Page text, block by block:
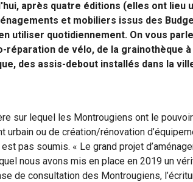
après quatre éditions (elles ont lieu
et mobiliers issus des
utiliser quotidiennement. On vous
réparation de vélo, de la grainothèque
des assis-debout installés dans la
sur lequel les Montrougiens ont le pouvoir
urbain ou de création/rénovation
pas soumis. « Le grand projet
nous avons mis en place en 2019 un
de consultation des Montrougiens,